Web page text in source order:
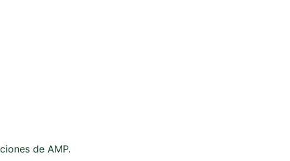
de AMP.